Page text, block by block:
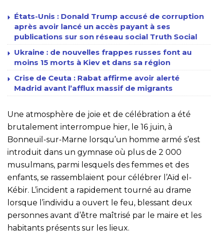
États-Unis : Donald Trump accusé de corruption
après avoir lancé un accès payant à ses
publications sur son réseau social Truth Social
Ukraine : de nouvelles frappes russes font au
moins 15 morts à Kiev et dans sa région
Crise de Ceuta : Rabat affirme avoir alerté
Madrid avant l’afflux massif de migrants
Une atmosphère de joie et de célébration a été
brutalement interrompue hier, le 16 juin, à
Bonneuil-sur-Marne lorsqu’un homme armé s’est
introduit dans un gymnase où plus de 2 000
musulmans, parmi lesquels des femmes et des
enfants, se rassemblaient pour célébrer l’Aïd el-
Kébir. L’incident a rapidement tourné au drame
lorsque l’individu a ouvert le feu, blessant deux
personnes avant d’être maîtrisé par le maire et les
habitants présents sur les lieux.